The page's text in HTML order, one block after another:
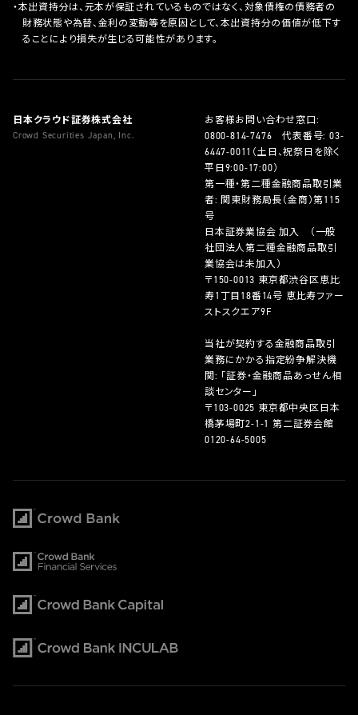
本出資持分は、元本が保証されているものではなく、対象債権の債務者の
財務状態や為替、金利の変動等を原因として、本出資持分の価値が低下す
ることにより損失が生じる可能性があります。
日本クラウド証券株式会社
Crowd Securities Japan, Inc.
お客様お問い合わせ窓口:
0800-814-7476 代表番号:03-
6447-0011 （土日、祝祭日を除く
平日9:00-17:00）
第一種・第二種金融商品取引業
者: 関東財務局長（金商）第115
号
日本証券業協会 加入 （一般
社団法人第二種金融商品取引
業協会は未加入）
〒150-0013 東京都渋谷区恵比
寿1丁目18番14号 恵比寿ファー
ストスクエア9F
当社が契約する金融商品取引
業務にかかる指定紛争解決機
関: 「証券・金融商品あっせん相
談センター」
〒103-0025 東京都中央区日本
橋茅場町2-1-1 第二証券会館
0120-64-5005